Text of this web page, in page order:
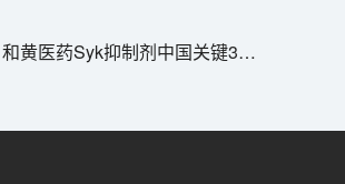
和黄医药Syk抑制剂中国关键3期临床达主要终点